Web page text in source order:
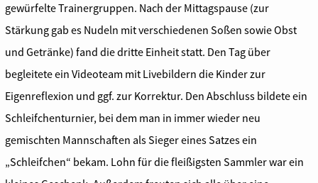
gewürfelte Trainergruppen. Nach der Mittagspause (zur
Stärkung gab es Nudeln mit verschiedenen Soßen sowie Obst
und Getränke) fand die dritte Einheit statt. Den Tag über
begleitete ein Videoteam mit Livebildern die Kinder zur
Eigenreflexion und ggf. zur Korrektur. Den Abschluss bildete ein
Schleifchenturnier, bei dem man in immer wieder neu
gemischten Mannschaften als Sieger eines Satzes ein
„Schleifchen“ bekam. Lohn für die fleißigsten Sammler war ein